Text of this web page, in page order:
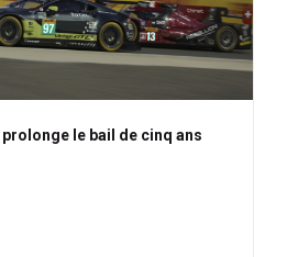
le bail de cinq ans